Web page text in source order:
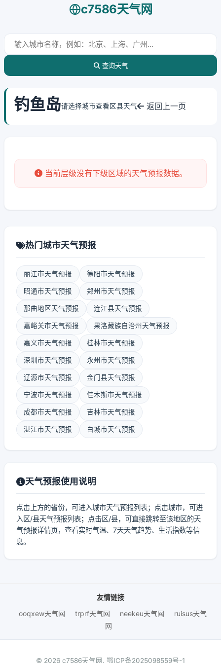
c7586天气网
查询天气
钓鱼岛请选择城市查看区县天气 返回上一页
当前层级没有下级区域的天气预报数据。
热门城市天气预报
丽江市天气预报 德阳市天气预报
昭通市天气预报 郑州市天气预报
那曲地区天气预报 连江县天气预报
嘉峪关市天气预报 果洛藏族自治州天气预报
嘉义市天气预报 桂林市天气预报
深圳市天气预报 永州市天气预报
辽源市天气预报 金门县天气预报
宁波市天气预报 佳木斯市天气预报
成都市天气预报 吉林市天气预报
湛江市天气预报 白城市天气预报
天气预报使用说明
点击上方的省份，可进入城市天气预报列表；点击城市，可进
入区/县天气预报列表；点击区/县，可直接跳转至该地区的天
气预报详情页，查看实时气温、7天天气趋势、生活指数等信
息。
友情链接
ooqxew天气网
trprf天气网 neekeu天气网
ruisus天气
网
© 2026 c7586天气网. 鄂ICP备2025098559号-1